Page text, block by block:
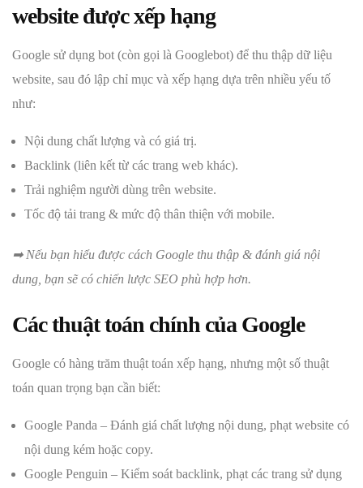
website được xếp hạng
Google sử dụng bot (còn gọi là Googlebot) để thu thập dữ liệu
website, sau đó lập chỉ mục và xếp hạng dựa trên nhiều yếu tố
như:
Nội dung chất lượng và có giá trị.
Backlink (liên kết từ các trang web khác).
Trải nghiệm người dùng trên website.
Tốc độ tải trang & mức độ thân thiện với mobile.
➡ Nếu bạn hiểu được cách Google thu thập & đánh giá nội
dung, bạn sẽ có chiến lược SEO phù hợp hơn.
Các thuật toán chính của Google
Google có hàng trăm thuật toán xếp hạng, nhưng một số thuật
toán quan trọng bạn cần biết:
Google Panda – Đánh giá chất lượng nội dung, phạt website có
nội dung kém hoặc copy.
Google Penguin – Kiểm soát backlink, phạt các trang sử dụng